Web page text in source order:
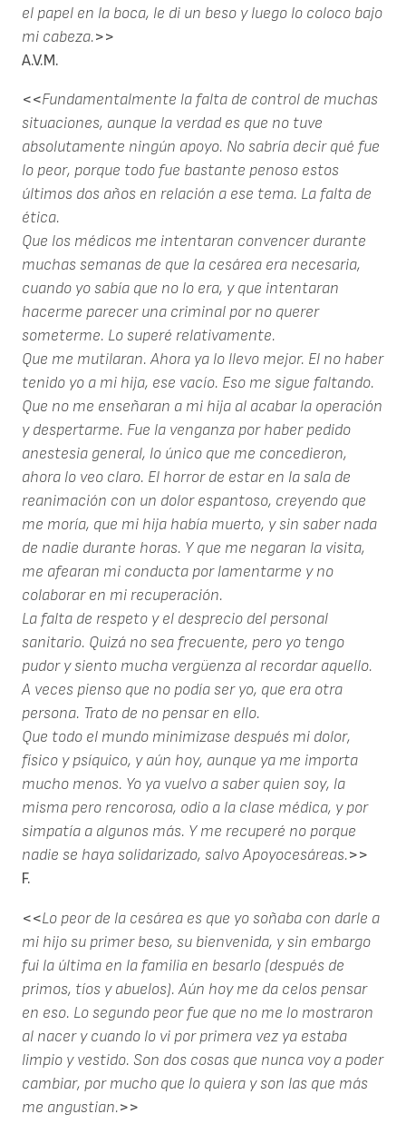
el papel en la boca, le di un beso y luego lo coloco bajo
mi cabeza.>>
A.V.M.
<<Fundamentalmente la falta de control de muchas
situaciones, aunque la verdad es que no tuve
absolutamente ningún apoyo. No sabría decir qué fue
lo peor, porque todo fue bastante penoso estos
últimos dos años en relación a ese tema. La falta de
ética.
Que los médicos me intentaran convencer durante
muchas semanas de que la cesárea era necesaria,
cuando yo sabía que no lo era, y que intentaran
hacerme parecer una criminal por no querer
someterme. Lo superé relativamente.
Que me mutilaran. Ahora ya lo llevo mejor. El no haber
tenido yo a mi hija, ese vacío. Eso me sigue faltando.
Que no me enseñaran a mi hija al acabar la operación
y despertarme. Fue la venganza por haber pedido
anestesia general, lo único que me concedieron,
ahora lo veo claro. El horror de estar en la sala de
reanimación con un dolor espantoso, creyendo que
me moría, que mi hija había muerto, y sin saber nada
de nadie durante horas. Y que me negaran la visita,
me afearan mi conducta por lamentarme y no
colaborar en mi recuperación.
La falta de respeto y el desprecio del personal
sanitario. Quizá no sea frecuente, pero yo tengo
pudor y siento mucha vergüenza al recordar aquello.
A veces pienso que no podía ser yo, que era otra
persona. Trato de no pensar en ello.
Que todo el mundo minimizase después mi dolor,
físico y psíquico, y aún hoy, aunque ya me importa
mucho menos. Yo ya vuelvo a saber quien soy, la
misma pero rencorosa, odio a la clase médica, y por
simpatía a algunos más. Y me recuperé no porque
nadie se haya solidarizado, salvo Apoyocesáreas.>>
F.
<<Lo peor de la cesárea es que yo soñaba con darle a
mi hijo su primer beso, su bienvenida, y sin embargo
fui la última en la familia en besarlo (después de
primos, tíos y abuelos). Aún hoy me da celos pensar
en eso. Lo segundo peor fue que no me lo mostraron
al nacer y cuando lo vi por primera vez ya estaba
limpio y vestido. Son dos cosas que nunca voy a poder
cambiar, por mucho que lo quiera y son las que más
me angustian.>>